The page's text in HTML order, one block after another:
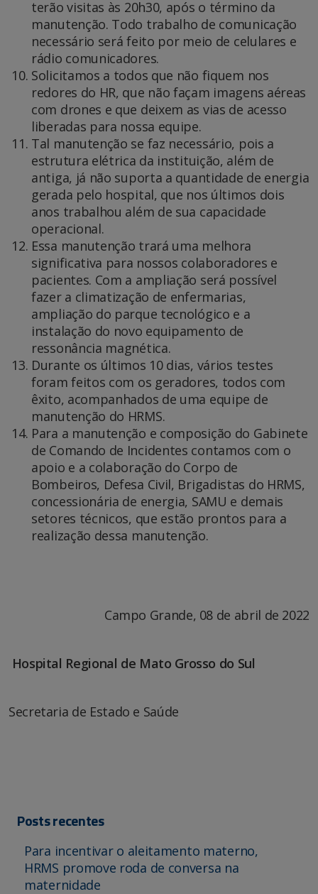
terão visitas às 20h30, após o término da
manutenção. Todo trabalho de comunicação
necessário será feito por meio de celulares e
rádio comunicadores.
Solicitamos a todos que não fiquem nos
redores do HR, que não façam imagens aéreas
com drones e que deixem as vias de acesso
liberadas para nossa equipe.
Tal manutenção se faz necessário, pois a
estrutura elétrica da instituição, além de
antiga, já não suporta a quantidade de energia
gerada pelo hospital, que nos últimos dois
anos trabalhou além de sua capacidade
operacional.
Essa manutenção trará uma melhora
significativa para nossos colaboradores e
pacientes. Com a ampliação será possível
fazer a climatização de enfermarias,
ampliação do parque tecnológico e a
instalação do novo equipamento de
ressonância magnética.
Durante os últimos 10 dias, vários testes
foram feitos com os geradores, todos com
êxito, acompanhados de uma equipe de
manutenção do HRMS.
Para a manutenção e composição do Gabinete
de Comando de Incidentes contamos com o
apoio e a colaboração do Corpo de
Bombeiros, Defesa Civil, Brigadistas do HRMS,
concessionária de energia, SAMU e demais
setores técnicos, que estão prontos para a
realização dessa manutenção.
Campo Grande, 08 de abril de 2022
Hospital Regional de Mato Grosso do Sul
Secretaria de Estado e Saúde
Posts recentes
Para incentivar o aleitamento materno,
HRMS promove roda de conversa na
maternidade